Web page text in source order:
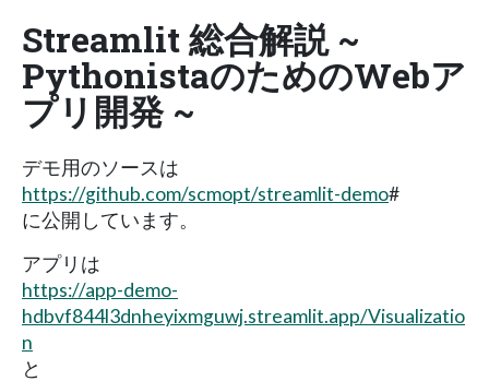
Streamlit 総合解説 ~
PythonistaのためのWebア
プリ開発 ~
デモ用のソースは
https://github.com/scmopt/streamlit-demo#
に公開しています。
アプリは
https://app-demo-
hdbvf844l3dnheyixmguwj.streamlit.app/Visualizatio
n
と